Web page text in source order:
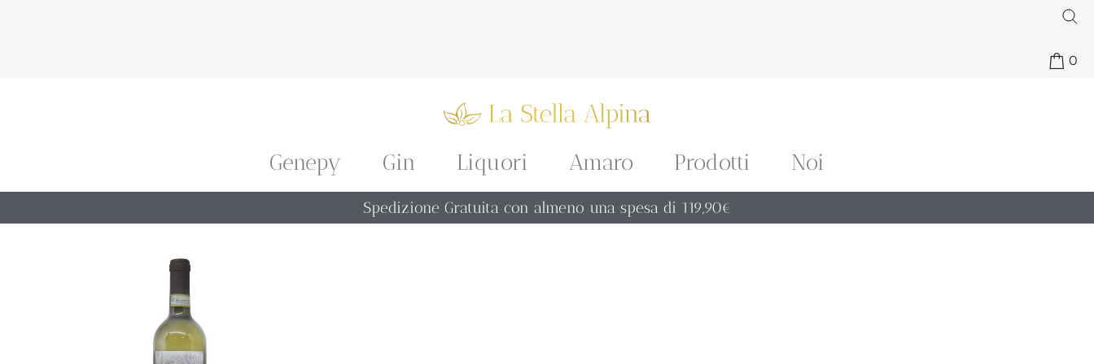
0
Genepy Gin Liquori Amaro Prodotti Noi
Spedizione Gratuita con almeno una spesa di 119,90€